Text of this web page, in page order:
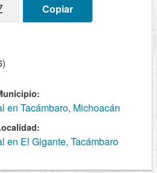
Copiar
en Tacámbaro, Michoacán
en El Gigante, Tacámbaro